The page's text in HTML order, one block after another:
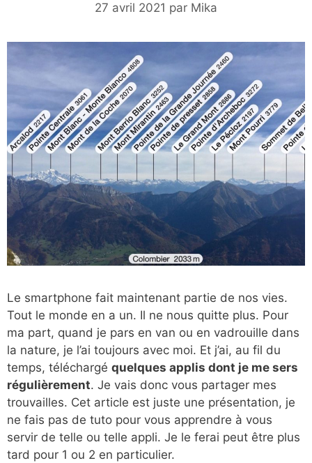
27 avril 2021 par Mika
Le smartphone fait maintenant partie de nos vies.
Tout le monde en a un. Il ne nous quitte plus. Pour
ma part, quand je pars en van ou en vadrouille dans
la nature, je l’ai toujours avec moi. Et j’ai, au fil du
temps, téléchargé quelques applis dont je me sers
régulièrement. Je vais donc vous partager mes
trouvailles. Cet article est juste une présentation, je
ne fais pas de tuto pour vous apprendre à vous
servir de telle ou telle appli. Je le ferai peut être plus
tard pour 1 ou 2 en particulier.